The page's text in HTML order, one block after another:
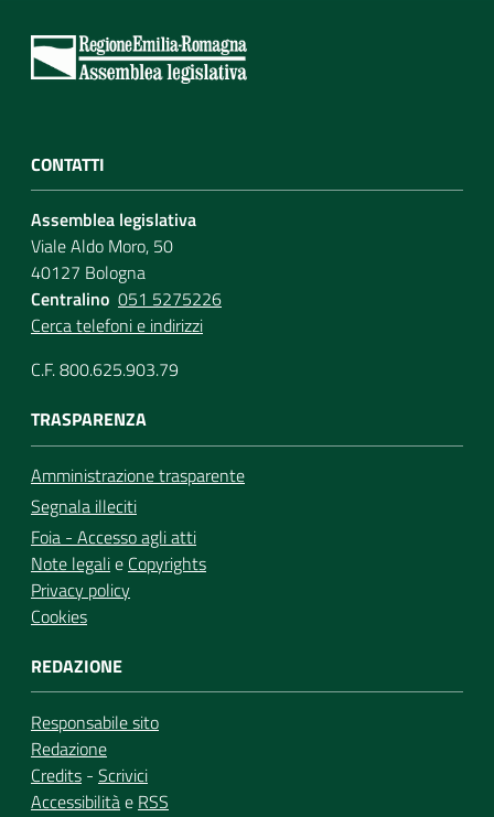
CONTATTI
Assemblea legislativa
Viale Aldo Moro, 50
40127 Bologna
Centralino 051 5275226
Cerca telefoni e indirizzi
C.F. 800.625.903.79
TRASPARENZA
Amministrazione trasparente
Segnala illeciti
Foia - Accesso agli atti
Note legalie Copyrights
Privacy policy
Cookies
REDAZIONE
Responsabile sito
Redazione
Credits - Scrivici
Accessibilitàe RSS